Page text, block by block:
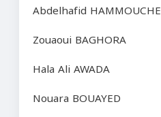
Abdelhafid HAMMOUCHE
Zouaoui BAGHORA
Hala Ali AWADA
Nouara BOUAYED